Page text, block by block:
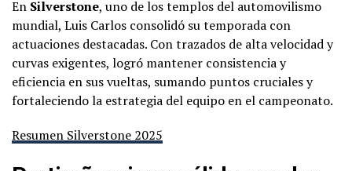
En Silverstone, uno de los templos del automovilismo
mundial, Luis Carlos consolidó su temporada con
actuaciones destacadas. Con trazados de alta velocidad y
curvas exigentes, logró mantener consistencia y
eficiencia en sus vueltas, sumando puntos cruciales y
fortaleciendo la estrategia del equipo en el campeonato.
Resumen Silverstone 2025